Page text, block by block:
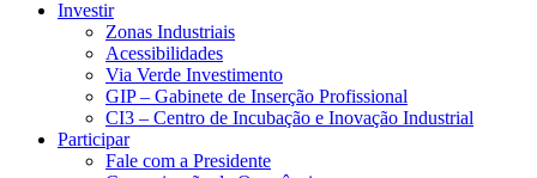
Investir
Zonas Industriais
Acessibilidades
Via Verde Investimento
GIP – Gabinete de Inserção Profissional
CI3 – Centro de Incubação e Inovação Industrial
Participar
Fale com a Presidente